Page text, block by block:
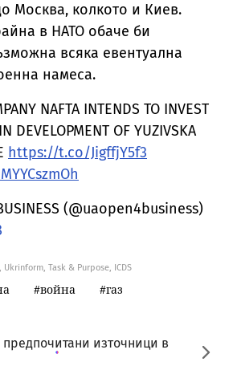
Москва, колкото и Киев.
в НАТО обаче би
всяка евентуална
намеса.
NAFTA INTENDS TO INVEST
DEVELOPMENT OF YUZIVSKA
https://t.co/JigffjY5f3
(@uaopen4business)
Ukrinform, Task & Purpose, ICDS
война газ
източници в